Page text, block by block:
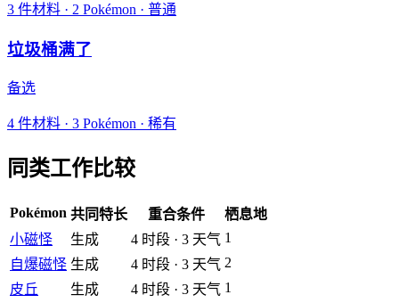
3 件材料 · 2 Pokémon · 普通
垃圾桶满了
备选
4 件材料 · 3 Pokémon · 稀有
同类工作比较
Pokémon 共同特长 重合条件
栖息地
小磁怪
生成 4 时段 · 3 天气 1
自爆磁怪 生成 4 时段 · 3 天气 2
皮丘
生成 4 时段 · 3 天气 1